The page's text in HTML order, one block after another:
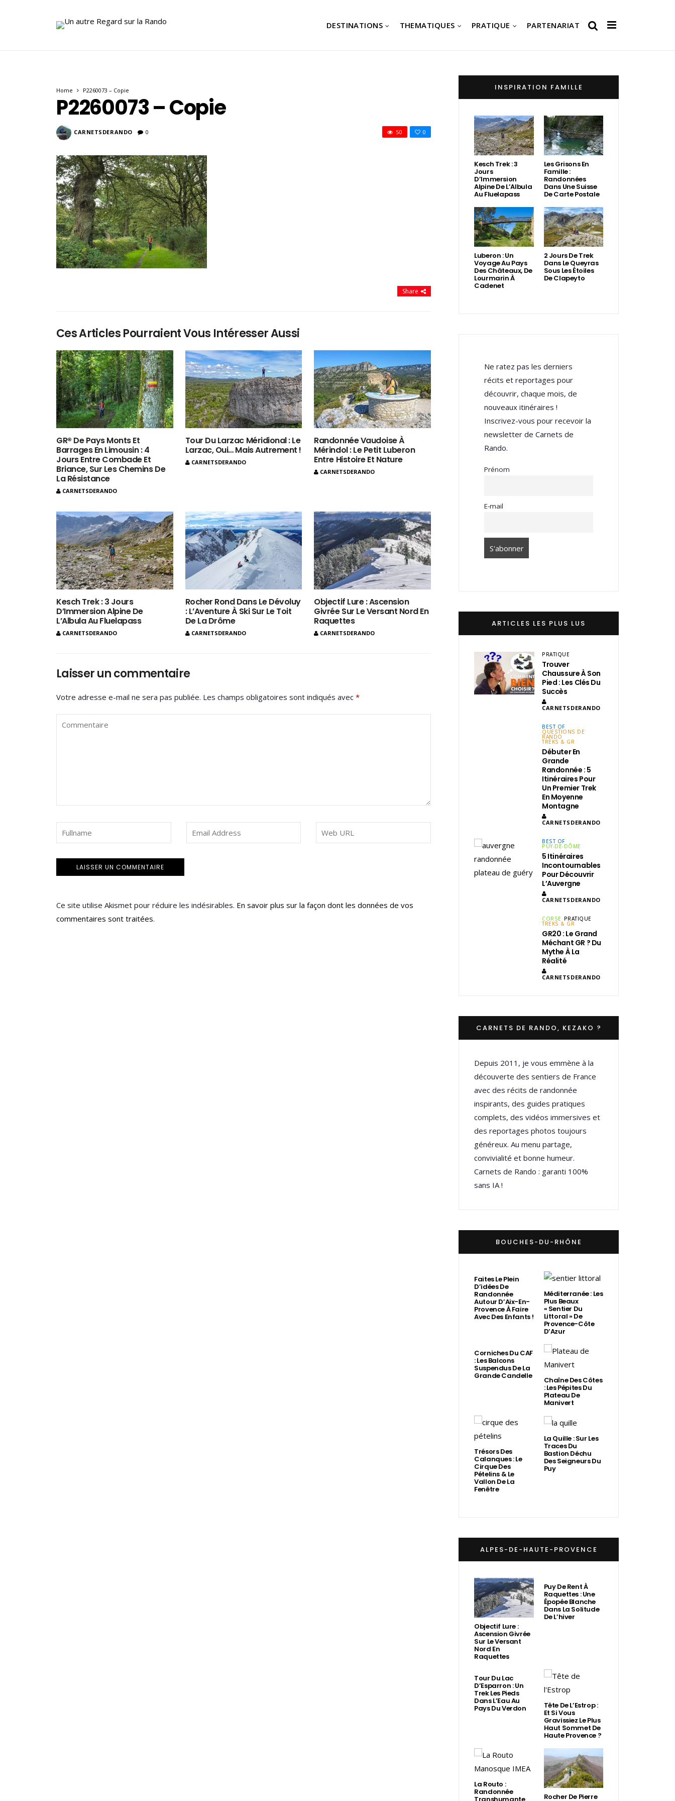
DESTINATIONS THEMATIQUES PRATIQUE PARTENARIAT
Home P2260073 – Copie
P2260073 – Copie
CARNETSDERANDO 0 0
50
Share
Ces Articles Pourraient Vous Intéresser Aussi
GR® De Pays Monts Et
Barrages En Limousin : 4
Jours Entre Combade Et
Briance, Sur Les Chemins De
La Résistance
CARNETSDERANDO
Tour Du Larzac Méridional : Le
Larzac, Oui… Mais Autrement !
CARNETSDERANDO
Randonnée Vaudoise À
Mérindol : Le Petit Luberon
Entre Histoire Et Nature
CARNETSDERANDO
Kesch Trek : 3 Jours
D’Immersion Alpine De
L’Albula Au Fluelapass
CARNETSDERANDO
Rocher Rond Dans Le Dévoluy
: L’Aventure À Ski Sur Le Toit
De La Drôme
CARNETSDERANDO
Objectif Lure : Ascension
Givrée Sur Le Versant Nord En
Raquettes
CARNETSDERANDO
Laisser un commentaire
Votre adresse e-mail ne sera pas publiée. Les champs obligatoires sont indiqués avec *
Ce site utilise Akismet pour réduire les indésirables. En savoir plus sur la façon dont les données de vos
commentaires sont traitées.
INSPIRATION FAMILLE
Kesch Trek : 3
Jours
D’Immersion
Alpine De L’Albula
Au Fluelapass
Les Grisons En
Famille :
Randonnées
Dans Une Suisse
De Carte Postale
Luberon : Un
Voyage Au Pays
Des Châteaux, De
Lourmarin À
Cadenet
2 Jours De Trek
Dans Le Queyras
Sous Les Étoiles
De Clapeyto
Ne ratez pas les derniers
récits et reportages pour
découvrir, chaque mois, de
nouveaux itinéraires !
Inscrivez-vous pour recevoir la
newsletter de Carnets de
Rando.
Prénom
E-mail
ARTICLES LES PLUS LUS
PRATIQUE
Trouver
Chaussure À Son
Pied : Les Clés Du
Succès
CARNETSDERANDO
BEST OF
QUESTIONS DE
RANDO
TREKS & GR
Débuter En
Grande
Randonnée : 5
Itinéraires Pour
Un Premier Trek
En Moyenne
Montagne
CARNETSDERANDO
BEST OF
PUY-DE-DÔME
5 Itinéraires
Incontournables
Pour Découvrir
L’Auvergne
CARNETSDERANDO
CORSE PRATIQUE
TREKS & GR
GR20 : Le Grand
Méchant GR ? Du
Mythe À La
Réalité
CARNETSDERANDO
CARNETS DE RANDO, KEZAKO ?
Depuis 2011, je vous emmène à la
découverte des sentiers de France
avec des récits de randonnée
inspirants, des guides pratiques
complets, des vidéos immersives et
des reportages photos toujours
généreux. Au menu partage,
convivialité et bonne humeur.
Carnets de Rando : garanti 100%
sans IA !
BOUCHES-DU-RHÔNE
Faites Le Plein
D’idées De
Randonnée
Autour D’Aix-En-
Provence À Faire
Avec Des Enfants !
Méditerranée : Les
Plus Beaux
« Sentier Du
Littoral » De
Provence-Côte
D’Azur
Corniches Du CAF
: Les Balcons
Suspendus De La
Grande Candelle Chaîne Des Côtes
: Les Pépites Du
Plateau De
Manivert
Trésors Des
Calanques : Le
Cirque Des
Pételins & Le
Vallon De La
Fenêtre
La Quille : Sur Les
Traces Du
Bastion Déchu
Des Seigneurs Du
Puy
ALPES-DE-HAUTE-PROVENCE
Objectif Lure :
Ascension Givrée
Sur Le Versant
Nord En
Raquettes
Puy De Rent À
Raquettes : Une
Épopée Blanche
Dans La Solitude
De L’hiver
Tour Du Lac
D’Esparron : Un
Trek Les Pieds
Dans L’Eau Au
Pays Du Verdon Tête De L’Estrop :
Et Si Vous
Gravissiez Le Plus
Haut Sommet De
Haute Provence ?
La Routo :
Randonnée
Rocher De Pierre